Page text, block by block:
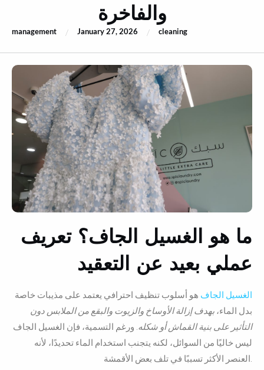
والفاخرة
management / January 27, 2026 / cleaning
ما هو الغسيل الجاف؟ تعريف
عملي بعيد عن التعقيد
الغسيل الجاف هو أسلوب تنظيف احترافي يعتمد على مذيبات خاصة
بدل الماء، بهدف إزالة الأوساخ والزيوت والبقع من الملابس دون
التأثير على بنية القماش أو شكله . ورغم التسمية، فإن الغسيل الجاف
ليس خاليًا من السوائل، لكنه يتجنب استخدام الماء تحديدًا، لأنه